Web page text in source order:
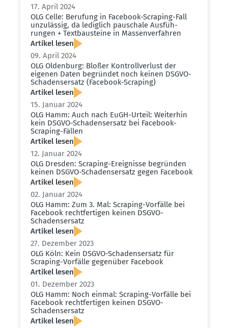
17. April 2024
OLG Celle: Berufung in Facebook-Scraping-Fall
unzulässig, da lediglich pauschale Ausfüh­
rungen + Textbau­steine in Massen­ver­fahren
Artikel lesen
09. April 2024
OLG Oldenburg: Bloßer Kontroll­verlust der
eigenen Daten begründet noch keinen DSGVO-
Schadens­ersatz (Facebook-Scraping)
Artikel lesen
15. Januar 2024
OLG Hamm: Auch nach EuGH-Urteil: Weiterhin
kein DSGVO-Schadens­ersatz bei Facebook-
Scraping-Fällen
Artikel lesen
12. Januar 2024
OLG Dresden: Scraping-Ereig­nisse begründen
keinen DSGVO-Schadens­ersatz gegen Facebook
Artikel lesen
02. Januar 2024
OLG Hamm: Zum 3. Mal: Scraping-Vorfälle bei
Facebook recht­fer­tigen keinen DSGVO-
Schadens­ersatz
Artikel lesen
27. Dezember 2023
OLG Köln: Kein DSGVO-Schadens­ersatz für
Scraping-Vorfälle gegenüber Facebook
Artikel lesen
01. Dezember 2023
OLG Hamm: Noch einmal: Scraping-Vorfälle bei
Facebook recht­fer­tigen keinen DSGVO-
Schadens­ersatz
Artikel lesen